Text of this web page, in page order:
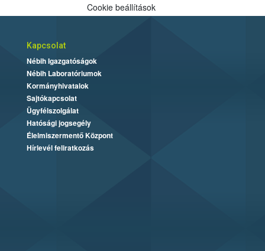
Cookie beállítások
Kapcsolat
Nébih Igazgatóságok
Nébih Laboratóriumok
Kormányhivatalok
Sajtókapcsolat
Ügyfélszolgálat
Hatósági jogsegély
Élelmiszermentő Központ
Hírlevél feliratkozás